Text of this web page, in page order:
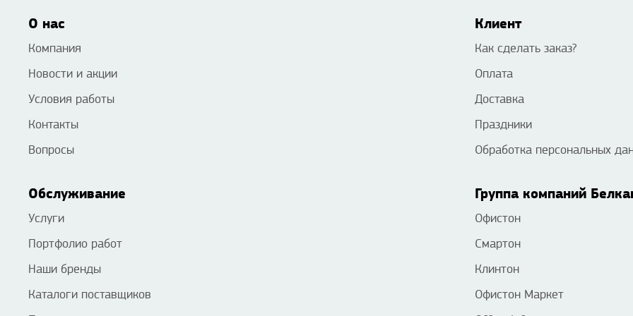
О нас
Компания
Новости и акции
Условия работы
Контакты
Вопросы
Клиент
Как сделать заказ?
Оплата
Доставка
Праздники
Обработка персональных
Обслуживание
Услуги
Портфолио работ
Наши бренды
Каталоги поставщиков
Группа компаний
Офистон
Смартон
Клинтон
Офистон Маркет